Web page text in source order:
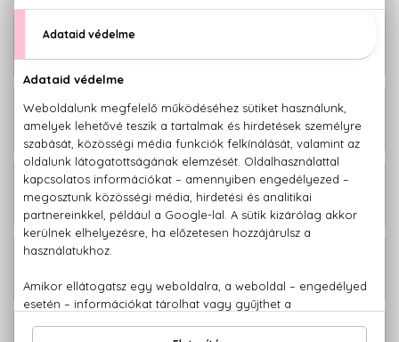
Echos Look Gloss Crystal Hajfény
Echos Look Hair Volumizer Hajtőemelő
spray 200 ml
3.380 Ft
Echos Look Heat Protector Hővédő
spray 200 ml